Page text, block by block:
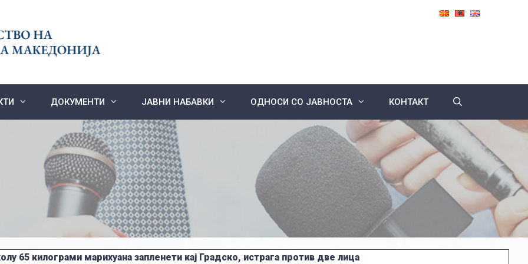
ДОКУМЕНТИ ЈАВНИ НАБАВКИ ОДНОСИ СО ЈАВНОСТА КОНТАКТ
65 килограми марихуана запленети кај Градско, истрага против две лица